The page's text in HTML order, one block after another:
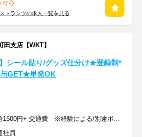
可
トランツの求人一覧を見る
支店【WKT】
】シール貼り/グッズ仕分け★登録制*
GET★単発OK
時給1500円+ 交通費 ※経験による/別途ボーナス支給あり
社員